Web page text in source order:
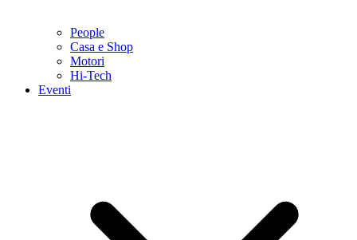
People
Casa e Shop
Motori
Hi-Tech
Eventi